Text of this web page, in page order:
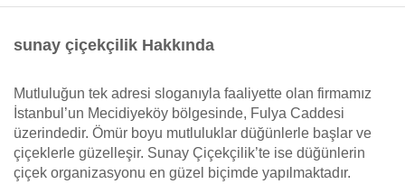
sunay çiçekçilik Hakkında
Mutluluğun tek adresi sloganıyla faaliyette olan firmamız
İstanbul’un Mecidiyeköy bölgesinde, Fulya Caddesi
üzerindedir. Ömür boyu mutluluklar düğünlerle başlar ve
çiçeklerle güzelleşir. Sunay Çiçekçilik’te ise düğünlerin
çiçek organizasyonu en güzel biçimde yapılmaktadır.